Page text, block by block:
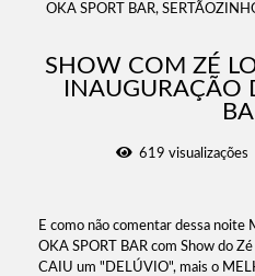
OKA SPORT BAR,
SHOW COM ZÉ
INAUGURAÇÃO
619 visualizações
E como não comentar dessa noite
OKA SPORT BAR com Show do
CAIU um "DELÚVIO", mais o